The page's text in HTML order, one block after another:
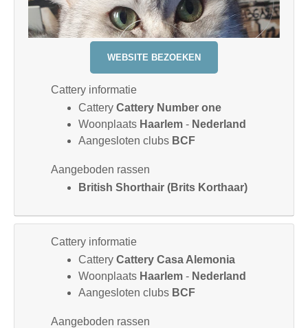
WEBSITE BEZOEKEN
Cattery informatie
Cattery Cattery Number one
Woonplaats Haarlem- Nederland
Aangesloten clubs BCF
Aangeboden rassen
British Shorthair (Brits Korthaar)
Cattery informatie
Cattery Cattery Casa Alemonia
Woonplaats Haarlem- Nederland
Aangesloten clubs BCF
Aangeboden rassen